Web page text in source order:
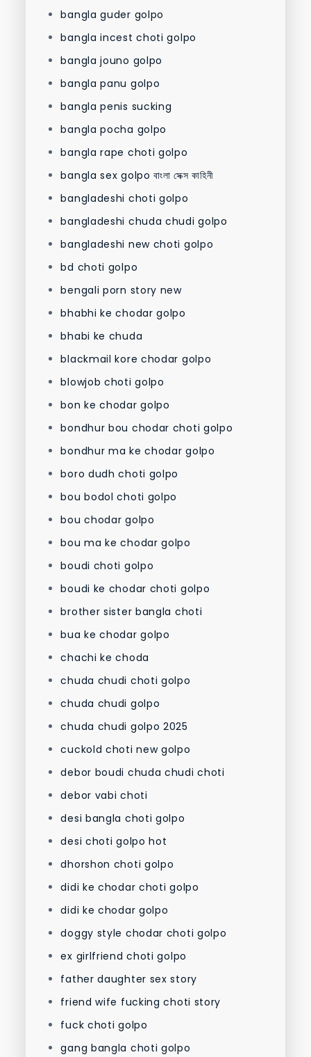
bangla guder golpo
bangla incest choti golpo
bangla jouno golpo
bangla panu golpo
bangla penis sucking
bangla pocha golpo
bangla rape choti golpo
bangla sex golpo বাংলা সেক্স কাহিনী
bangladeshi choti golpo
bangladeshi chuda chudi golpo
bangladeshi new choti golpo
bd choti golpo
bengali porn story new
bhabhi ke chodar golpo
bhabi ke chuda
blackmail kore chodar golpo
blowjob choti golpo
bon ke chodar golpo
bondhur bou chodar choti golpo
bondhur ma ke chodar golpo
boro dudh choti golpo
bou bodol choti golpo
bou chodar golpo
bou ma ke chodar golpo
boudi choti golpo
boudi ke chodar choti golpo
brother sister bangla choti
bua ke chodar golpo
chachi ke choda
chuda chudi choti golpo
chuda chudi golpo
chuda chudi golpo 2025
cuckold choti new golpo
debor boudi chuda chudi choti
debor vabi choti
desi bangla choti golpo
desi choti golpo hot
dhorshon choti golpo
didi ke chodar choti golpo
didi ke chodar golpo
doggy style chodar choti golpo
ex girlfriend choti golpo
father daughter sex story
friend wife fucking choti story
fuck choti golpo
gang bangla choti golpo